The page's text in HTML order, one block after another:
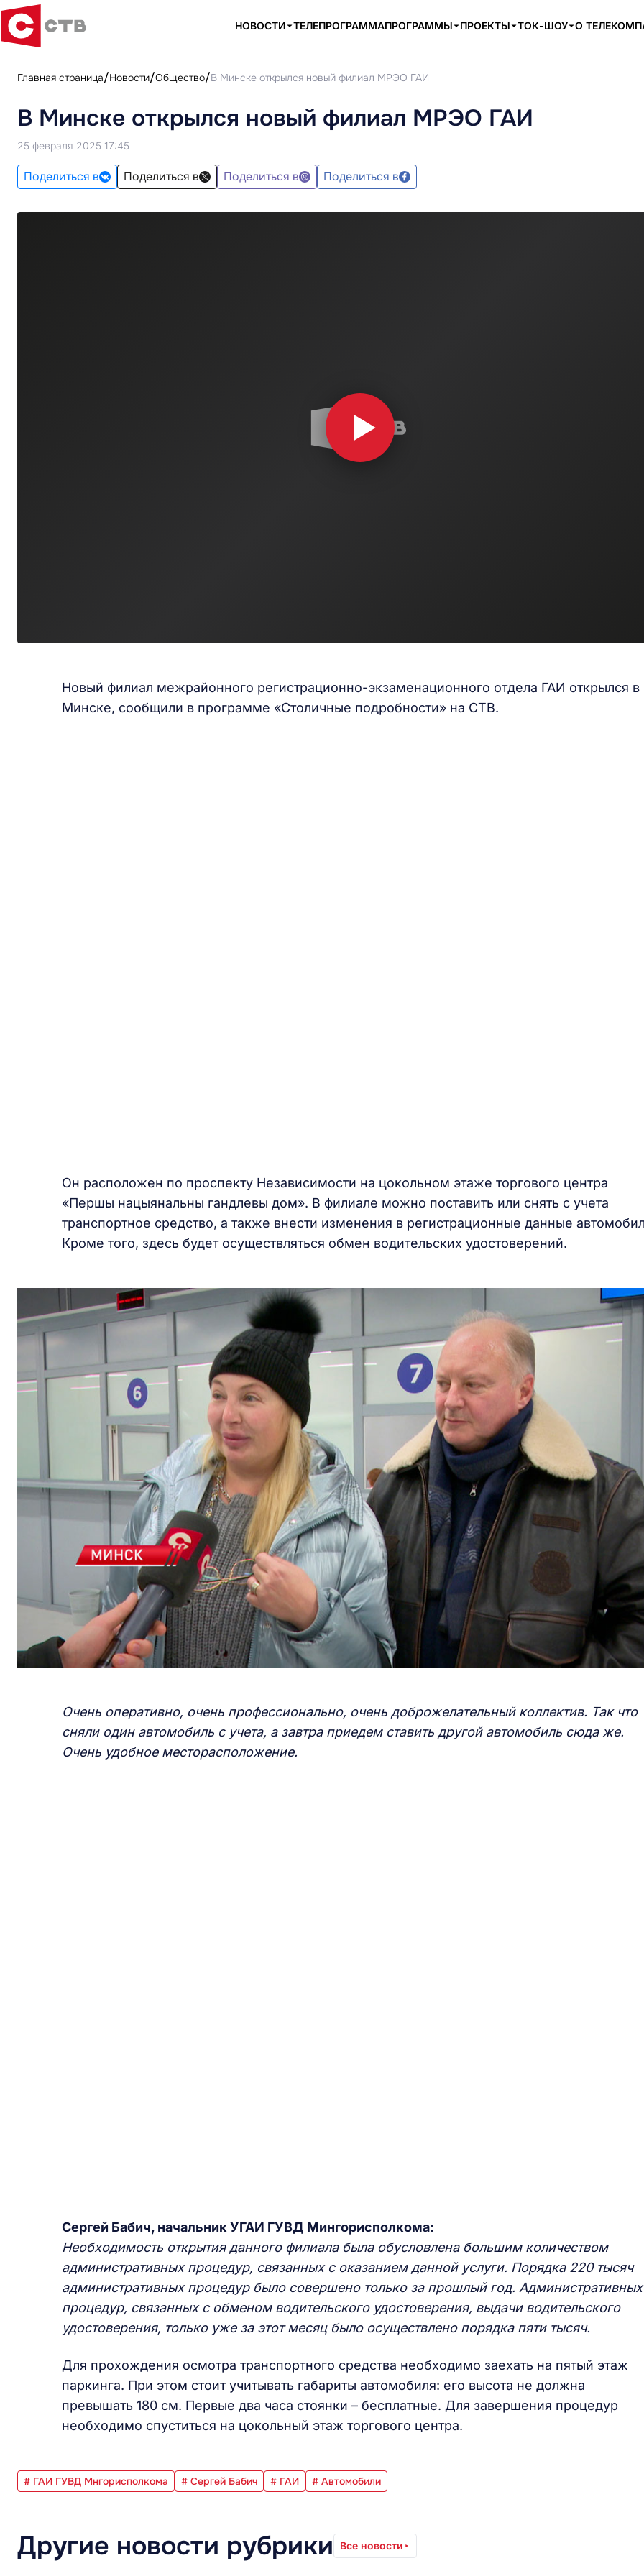
НОВОСТИ ТЕЛЕПРОГРАММАПРОГРАММЫ ПРОЕКТЫ ТОК-ШОУ О
Главная страница Новости Общество В Минске открылся новый филиал МРЭО ГАИ
В Минске открылся новый филиал МРЭО ГАИ
25 февраля 2025 17:45
Поделиться в Поделиться в Поделиться в Поделиться в
Новый филиал межрайонного регистрационно-экзаменационного отдела ГАИ открылся в
Минске, сообщили в программе «Столичные подробности» на СТВ.
Он расположен по проспекту Независимости на цокольном этаже торгового центра
«Першы нацыянальны гандлевы дом». В филиале можно поставить или снять с учета
транспортное средство, а также внести изменения в регистрационные данные
Кроме того, здесь будет осуществляться обмен водительских удостоверений.
Очень оперативно, очень профессионально, очень доброжелательный коллектив. Так что
сняли один автомобиль с учета, а завтра приедем ставить другой автомобиль сюда же.
Очень удобное месторасположение.
Сергей Бабич, начальник УГАИ ГУВД Мингорисполкома:
Необходимость открытия данного филиала была обусловлена большим количеством
административных процедур, связанных с оказанием данной услуги. Порядка 220 тысяч
административных процедур было совершено только за прошлый год. Административных
процедур, связанных с обменом водительского удостоверения, выдачи водительского
удостоверения, только уже за этот месяц было осуществлено порядка пяти тысяч.
Для прохождения осмотра транспортного средства необходимо заехать на пятый этаж
паркинга. При этом стоит учитывать габариты автомобиля: его высота не должна
превышать 180 см. Первые два часа стоянки – бесплатные. Для завершения процедур
необходимо спуститься на цокольный этаж торгового центра.
# ГАИ ГУВД Мнгорисполкома # Сергей Бабич # ГАИ # Автомобили
Другие новости рубрики Все новости